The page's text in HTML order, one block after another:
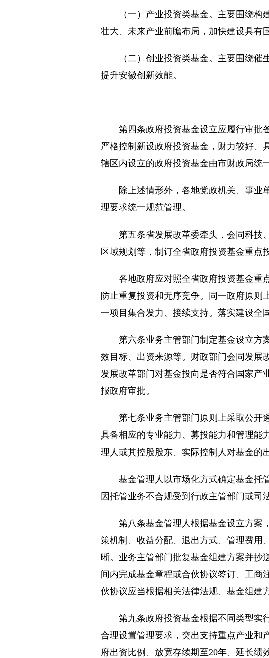
（一）产业投资类基金。主要围绕构建
壮大、未来产业前瞻布局，加快建设具有
（二）创业投资类基金。主要围绕催生
提升安徽创新效能。
第四条政府投资基金设立应履行审批备
严格控制新设政府投资基金，财力较好
辖区内设立的政府投资基金由市财政局统
除上述情形外，各地党政机关、事业单
理要求统一规范管理。
第五条省发展改革委牵头，会同科技、
区域规划等，制订全省政府投资基金重点
各地政府应对照全省政府投资基金重点
防止重复投资和无序竞争。同一政府原则
一项目集合发力、接续支持。落实建设全
第六条业务主管部门制定基金设立方案
效目标、出资来源等。财政部门会同发展
发展改革部门对基金投向是否符合国家产
报政府审批。
第七条业务主管部门原则上采取公开遴
具备相应的专业能力、募投能力和管理能
理人或其控股股东、实际控制人对基金的
基金管理人以市场化方式确定基金托管
因托管业务不合规受到行政主管部门或司
第八条基金管理人根据基金设立方案，
策机制、收益分配、退出方式、管理费用
晰。业务主管部门批复基金组建方案并抄
间内完成基金章程或合伙协议签订、工商
伙协议应当根据相关法律法规、基金组建
第九条政府投资基金根据不同类型实行
合理设置管理要求，突出支持重点产业和
府出资比例、放宽存续期至20年、延长绩